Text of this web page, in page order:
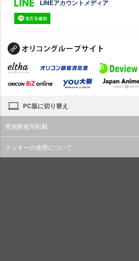
LINEアカウントメディア
PC版に切り替え
禁無断複写転載
クッキーの使用について